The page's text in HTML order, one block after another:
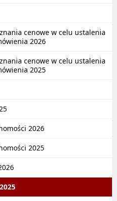
cenowe w celu ustalenia
2026
cenowe w celu ustalenia
2025
2026
2025